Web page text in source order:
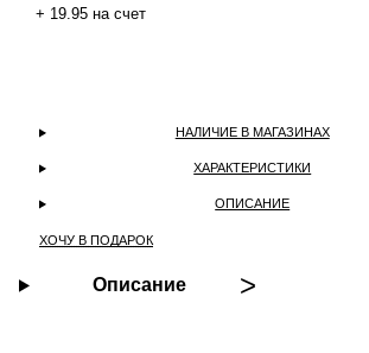
+ 19.95 на счет
НАЛИЧИЕ В МАГАЗИНАХ
ХАРАКТЕРИСТИКИ
ОПИСАНИЕ
ХОЧУ В ПОДАРОК
Описание